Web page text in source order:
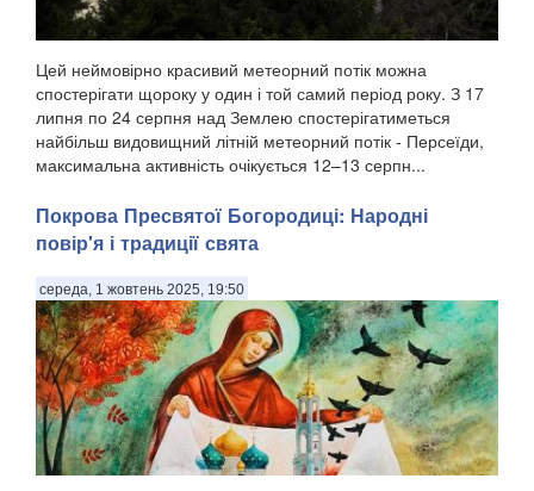
Цей неймовірно красивий метеорний потік можна
спостерігати щороку у один і той самий період року. З 17
липня по 24 серпня над Землею спостерігатиметься
найбільш видовищний літній метеорний потік - Персеїди,
максимальна активність очікується 12–13 серпн...
Покрова Пресвятої Богородиці: Народні
повір'я і традиції свята
середа, 1 жовтень 2025, 19:50